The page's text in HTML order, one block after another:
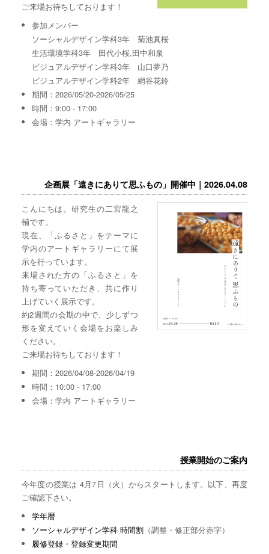
ご来場お待ちしております！
参加メンバー
ソーシャルデザイン学科3年 菊池真桜
生活環境学科3年 田代小桜,田中和泉
ビジュアルデザイン学科3年 山口夢乃
ビジュアルデザイン学科2年 網谷花鈴
期間：2026/05/20-2026/05/25
時間：9:00 - 17:00
会場：学内 アートギャラリー
企画展「遠きにありて思ふもの」開催中｜2026.04.08
こんにちは。研究生の二宮龍之
輔です。
現在、「ふるさと」をテーマに
学内のアートギャラリーにて展
示を行っています。
来場された方の「ふるさと」を
持ち寄っていただき、共に作り
上げていく展示です。
約2週間の会期の中で、少しずつ
形を変えていく会場をお楽しみ
ください。
ご来場お待ちしております！
期間：2026/04/08-2026/04/19
時間：10:00 - 17:00
会場：学内 アートギャラリー
授業開始のご案内
今年度の授業は 4月7日（火）からスタートします。以下、再度
ご確認下さい。
学年暦
ソーシャルデザイン学科 時間割 （調整・修正部分赤字）
履修登録・登録変更期間